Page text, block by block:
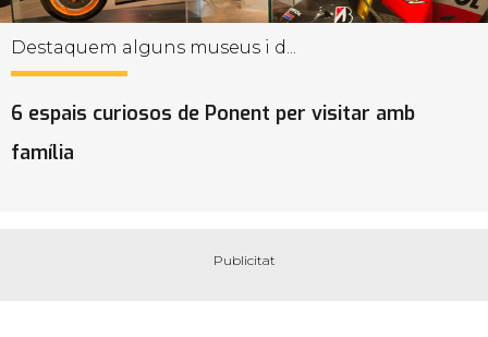
Destaquem alguns museus i d...
6 espais curiosos de Ponent per visitar amb
família